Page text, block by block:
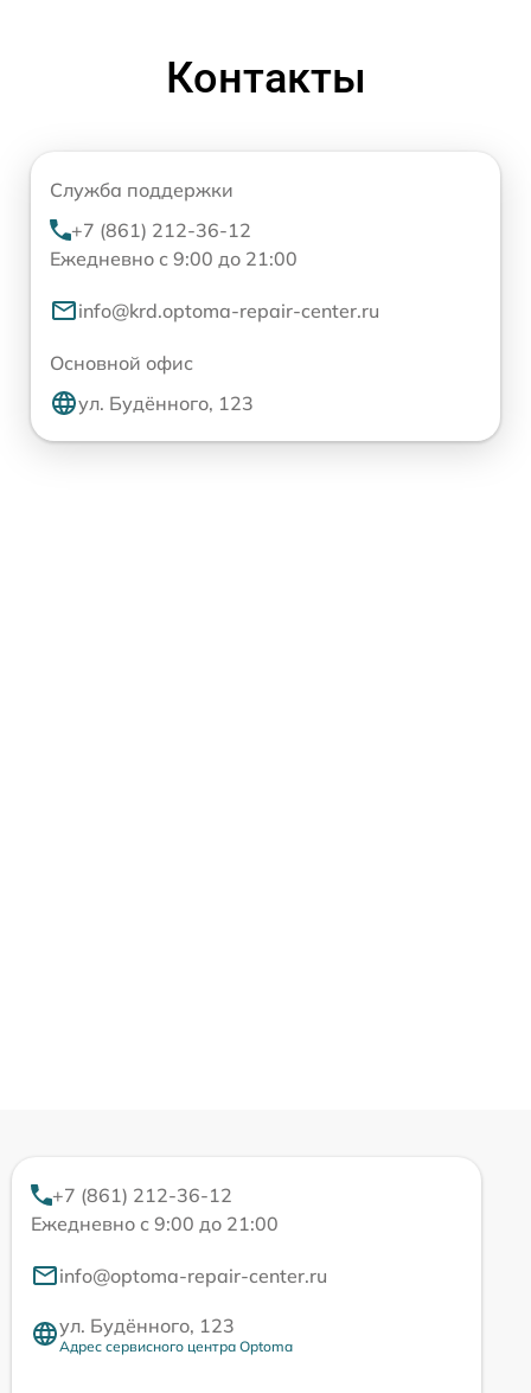
Контакты
Служба поддержки
+7 (861) 212-36-12
Ежедневно с 9:00 до 21:00
info@krd.optoma-repair-center.ru
Основной офис
ул. Будённого, 123
+7 (861) 212-36-12
Ежедневно с 9:00 до 21:00
info@optoma-repair-center.ru
ул. Будённого, 123
Адрес сервисного центра Optoma